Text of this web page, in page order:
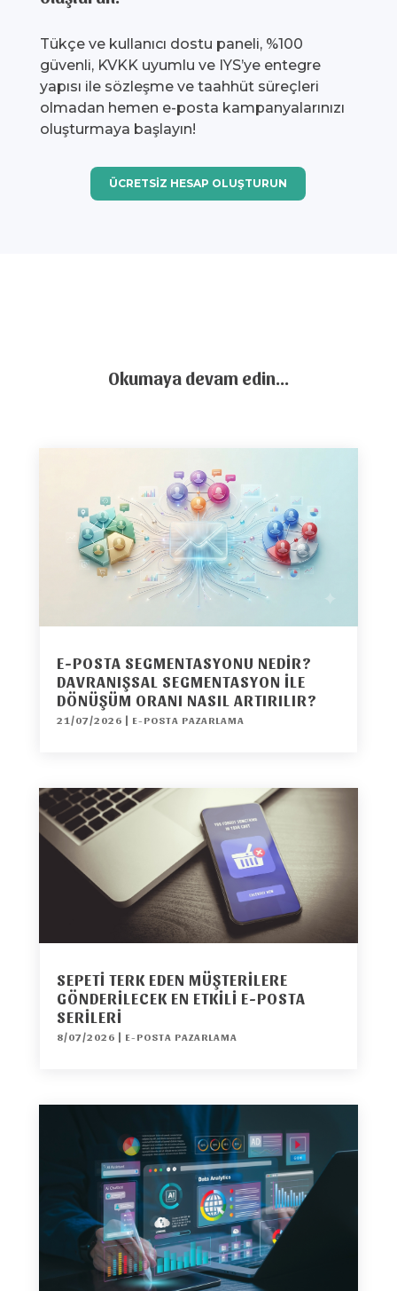
Tükçe ve kullanıcı dostu paneli, %100
güvenli, KVKK uyumlu ve IYS’ye entegre
yapısı ile sözleşme ve taahhüt süreçleri
olmadan hemen e-posta kampanyalarınızı
oluşturmaya başlayın!
ÜCRETSİZ HESAP OLUŞTURUN
Okumaya devam edin…
E-POSTA SEGMENTASYONU NEDIR?
DAVRANIŞSAL SEGMENTASYON ILE
DÖNÜŞÜM ORANI NASIL ARTIRILIR?
21/07/2026 | E-POSTA PAZARLAMA
SEPETI TERK EDEN MÜŞTERILERE
GÖNDERILECEK EN ETKILI E-POSTA
SERILERI
8/07/2026 | E-POSTA PAZARLAMA